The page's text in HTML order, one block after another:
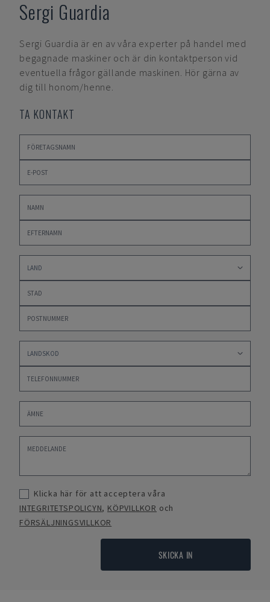
Sergi Guardia
Sergi Guardia är en av våra experter på handel med
begagnade maskiner och är din kontaktperson vid
eventuella frågor gällande maskinen. Hör gärna av
dig till honom/henne.
TA KONTAKT
Klicka här för att acceptera våra
INTEGRITETSPOLICYN, KÖPVILLKOR och
FÖRSÄLJNINGSVILLKOR
SKICKA IN